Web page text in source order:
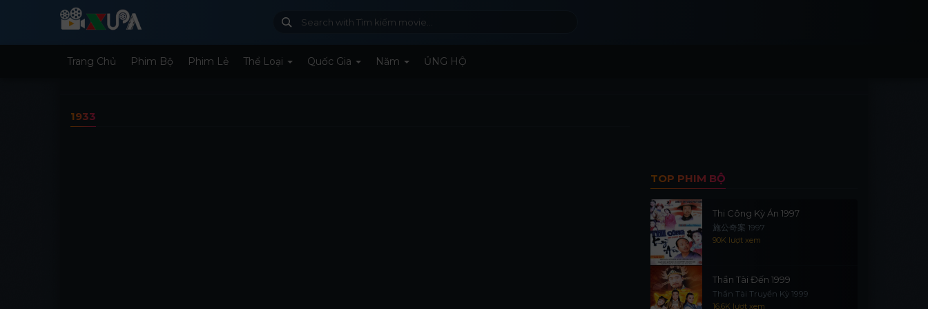
Trang Chủ Phim Bộ Phim Lẻ Thể Loại Quốc Gia Năm ỦNG HỘ
1933
TOP PHIM BỘ
Thi Công Kỳ Án 1997
施公奇案 1997
90K lượt xem
Thần Tài Đến 1999
Thần Tài Truyền Kỳ 1999
16.6K lượt xem